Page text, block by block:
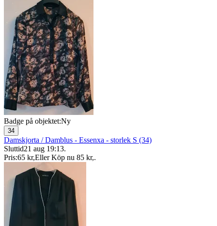
Badge på objektet:Ny
34
Damskjorta / Damblus - Essenxa - storlek S (34)
Sluttid21 aug 19:13.
Pris:65 kr,Eller Köp nu 85 kr,.